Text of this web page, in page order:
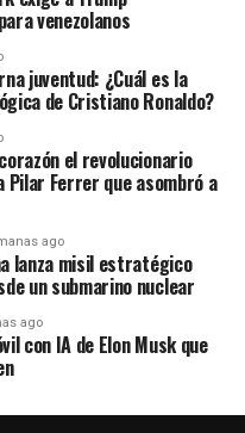
venezolanos
juventud: ¿Cuál es la
de Cristiano Ronaldo?
el revolucionario
Pilar Ferrer que asombró a
ago
lanza misil estratégico
un submarino nuclear
ago
con IA de Elon Musk que